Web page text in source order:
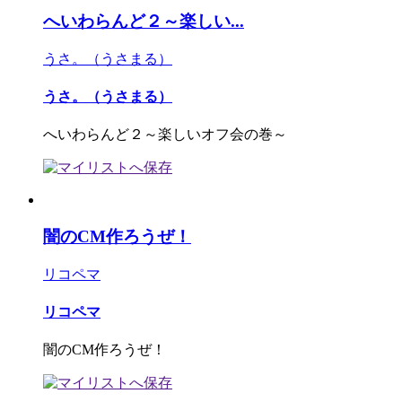
へいわらんど２～楽しい...
うさ。（うさまる）
うさ。（うさまる）
へいわらんど２～楽しいオフ会の巻～
闇のCM作ろうぜ！
リコペマ
リコペマ
闇のCM作ろうぜ！